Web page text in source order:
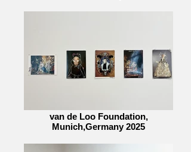
van de Loo Foundation,
Munich,Germany 2025